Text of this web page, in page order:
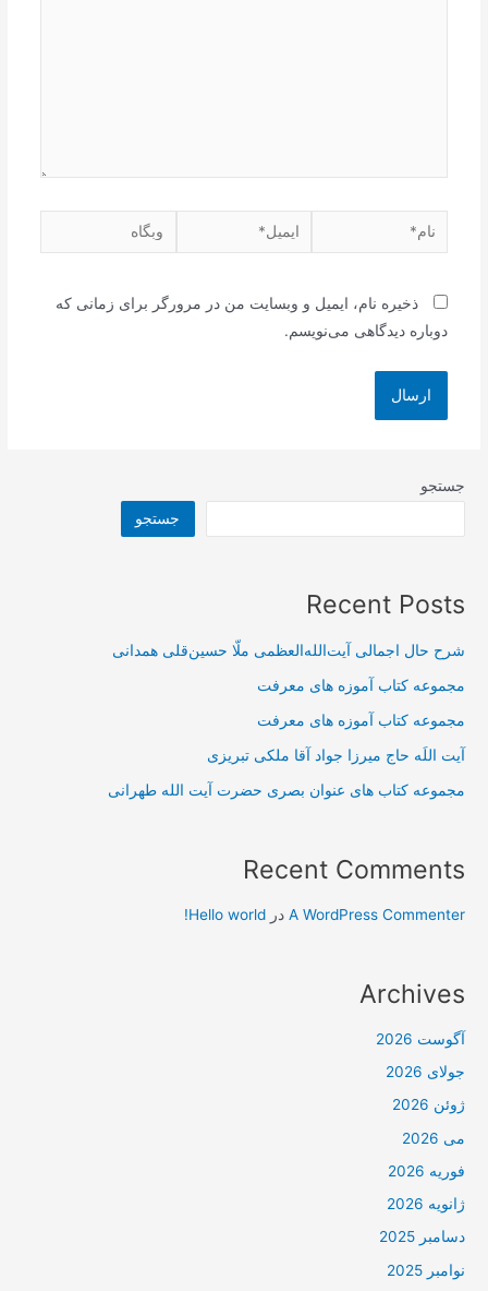
نام* ایمیل* وبگاه
ذخیره نام، ایمیل و وبسایت من در مرورگر برای زمانی که
دوباره دیدگاهی می‌نویسم.
جستجو
جستجو
Recent Posts
شرح حال اجمالی آیت‌الله‌العظمی ملّا حسین‌قلی همدانی
مجموعه کتاب آموزه های معرفت
مجموعه کتاب آموزه های معرفت
آیت اللَه حاج میرزا جواد آقا ملکی تبریزی
مجموعه کتاب های عنوان بصری حضرت آیت الله طهرانی
Recent Comments
A WordPress Commenter درHello world!
Archives
آگوست 2026
جولای 2026
ژوئن 2026
می 2026
فوریه 2026
ژانویه 2026
دسامبر 2025
نوامبر 2025